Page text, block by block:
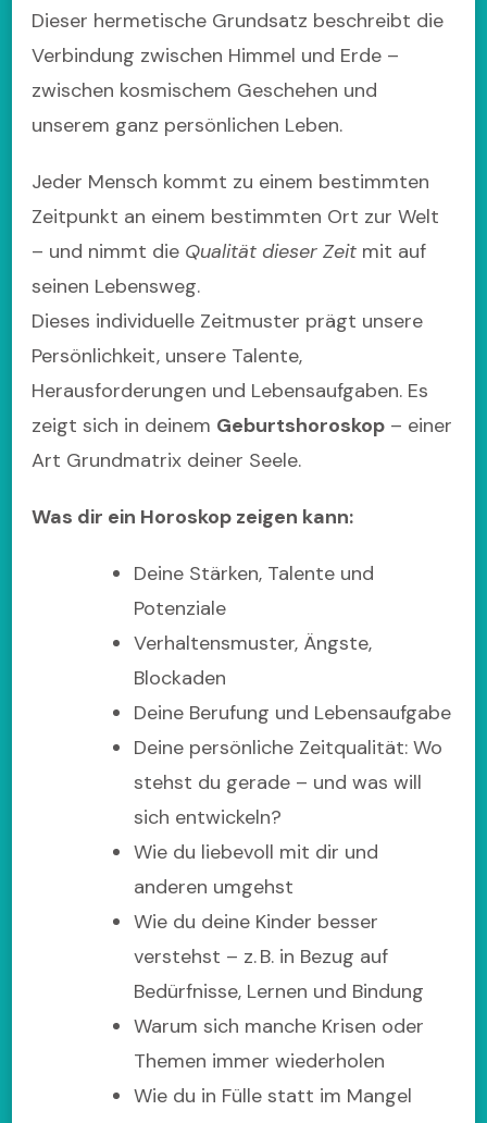
Dieser hermetische Grundsatz beschreibt die
Verbindung zwischen Himmel und Erde –
zwischen kosmischem Geschehen und
unserem ganz persönlichen Leben.
Jeder Mensch kommt zu einem bestimmten
Zeitpunkt an einem bestimmten Ort zur Welt
– und nimmt die Qualität dieser Zeit mit auf
seinen Lebensweg.
Dieses individuelle Zeitmuster prägt unsere
Persönlichkeit, unsere Talente,
Herausforderungen und Lebensaufgaben. Es
zeigt sich in deinem Geburtshoroskop – einer
Art Grundmatrix deiner Seele.
Was dir ein Horoskop zeigen kann:
Deine Stärken, Talente und
Potenziale
Verhaltensmuster, Ängste,
Blockaden
Deine Berufung und Lebensaufgabe
Deine persönliche Zeitqualität: Wo
stehst du gerade – und was will
sich entwickeln?
Wie du liebevoll mit dir und
anderen umgehst
Wie du deine Kinder besser
verstehst – z. B. in Bezug auf
Bedürfnisse, Lernen und Bindung
Warum sich manche Krisen oder
Themen immer wiederholen
Wie du in Fülle statt im Mangel